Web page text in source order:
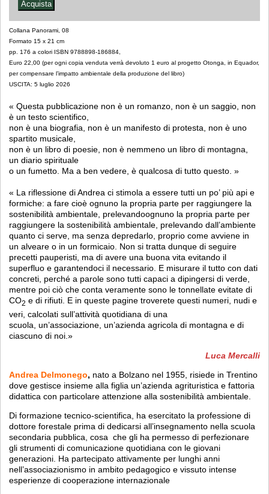
Collana Panorami, 08
Formato 15 x 21 cm
pp. 176 a colori ISBN 9788898-186884,
Euro 22,00 (per ogni copia venduta verrà devoluto 1 euro al progetto Otonga, in Equador,
per compensare l’impatto ambientale della produzione del libro)
USCITA: 5 luglio 2026
« Questa pubblicazione non è un romanzo, non è un saggio, non
è un testo scientifico,
non è una biografia, non è un manifesto di protesta, non è uno
spartito musicale,
non è un libro di poesie, non è nemmeno un libro di montagna,
un diario spirituale
o un fumetto. Ma a ben vedere, è qualcosa di tutto questo. »
« La riflessione di Andrea ci stimola a essere tutti un po’ più api e
formiche: a fare cioè ognuno la propria parte per raggiungere la
sostenibilità ambientale, prelevandoognuno la propria parte per
raggiungere la sostenibilità ambientale, prelevando dall’ambiente
quanto ci serve, ma senza depredarlo, proprio come avviene in
un alveare o in un formicaio. Non si tratta dunque di seguire
precetti pauperisti, ma di avere una buona vita evitando il
superfluo e garantendoci il necessario. E misurare il tutto con dati
concreti, perché a parole sono tutti capaci a dipingersi di verde,
mentre poi ciò che conta veramente sono le tonnellate evitate di
CO2 e di rifiuti. E in queste pagine troverete questi numeri, nudi e
veri, calcolati sull’attività quotidiana di una
scuola, un’associazione, un’azienda agricola di montagna e di
ciascuno di noi.»
Luca Mercalli
Andrea Delmonego, nato a Bolzano nel 1955, risiede in Trentino
dove gestisce insieme alla figlia un’azienda agrituristica e fattoria
didattica con particolare attenzione alla sostenibilità ambientale.
Di formazione tecnico-scientifica, ha esercitato la professione di
dottore forestale prima di dedicarsi all’insegnamento nella scuola
secondaria pubblica, cosa che gli ha permesso di perfezionare
gli strumenti di comunicazione quotidiana con le giovani
generazioni. Ha partecipato attivamente per lunghi anni
nell’associazionismo in ambito pedagogico e vissuto intense
esperienze di cooperazione internazionale